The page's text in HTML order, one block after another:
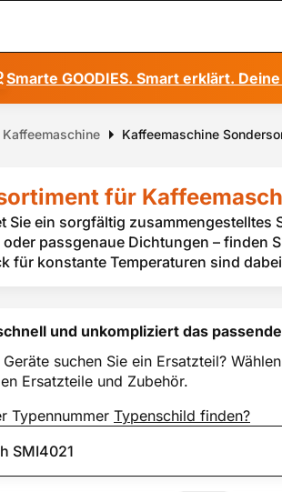
Smarte GOODIES. Smart erklärt.
Kaffeemaschine
für
Sie ein sorgfältig
passgenaue Dichtungen – finden
für konstante Temperaturen sind
und unkompliziert das
Geräte suchen Sie ein Ersatzteil?
Ersatzteile und Zubehör.
Typennummer Typenschild finden?